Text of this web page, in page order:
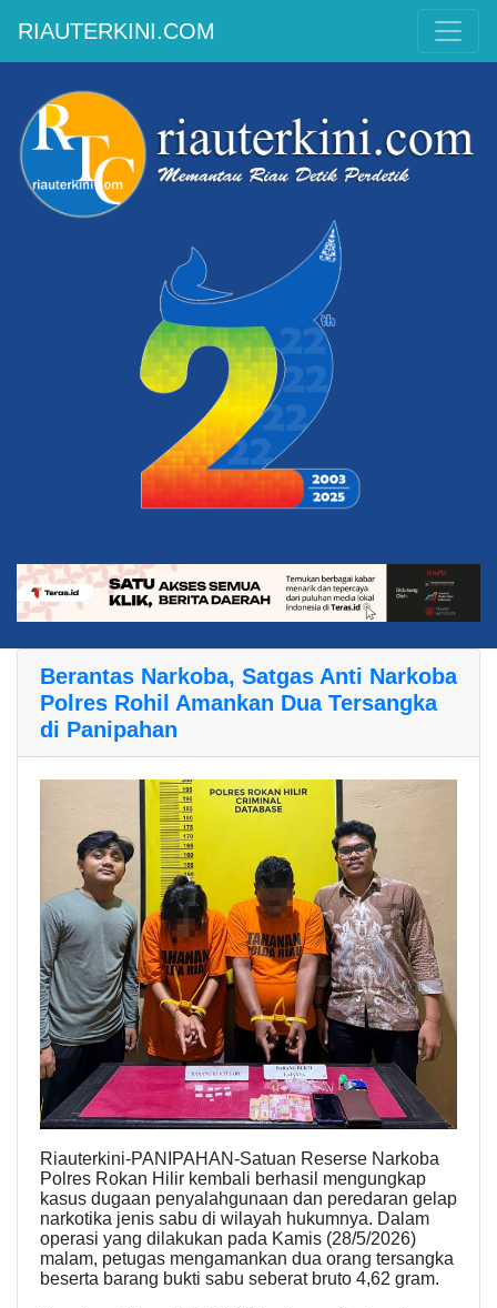
RIAUTERKINI.COM
Berantas Narkoba, Satgas Anti Narkoba
Polres Rohil Amankan Dua Tersangka
di Panipahan
Riauterkini-PANIPAHAN-Satuan Reserse Narkoba
Polres Rokan Hilir kembali berhasil mengungkap
kasus dugaan penyalahgunaan dan peredaran gelap
narkotika jenis sabu di wilayah hukumnya. Dalam
operasi yang dilakukan pada Kamis (28/5/2026)
malam, petugas mengamankan dua orang tersangka
beserta barang bukti sabu seberat bruto 4,62 gram.